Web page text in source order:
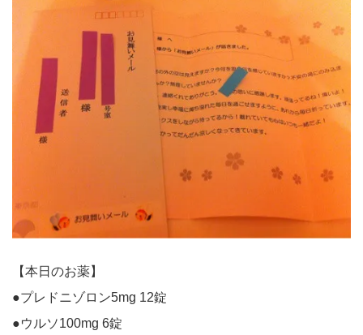
【本日のお薬】
●プレドニゾロン5mg 12錠
●ウルソ100mg 6錠